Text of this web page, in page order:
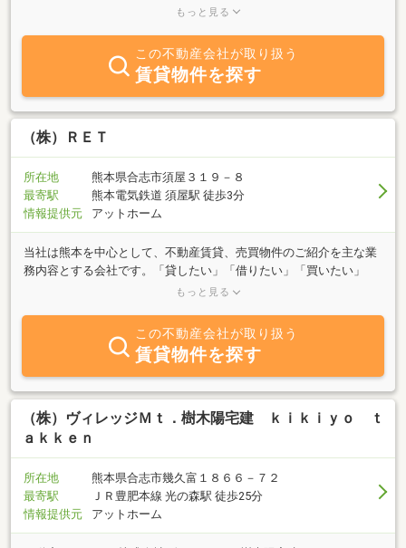
ミリータイプを多数取り扱っており、親身になってあなたのお部屋
り扱っておりますので、お気軽にご相談下さい。
もっと見る
この不動産会社が取り扱う
賃貸物件を探す
（株）ＲＥＴ
所在地
熊本県合志市須屋３１９－８
最寄駅
熊本電気鉄道 須屋駅 徒歩3分
情報提供元
アットホーム
当社は熊本を中心として、不動産賃貸、売買物件のご紹介を主な業
務内容とする会社です。「貸したい」「借りたい」「買いたい」
「売りたい」すべて株式会社ＲＥＴへお任せ下さい！お客様のご要
するご質問は、どんなことでもご相談ください。スタッフが親身に
なって、お客様のご要望にお答え致しますのでお気軽にご相談くだ
さい。賃貸管理もお任せ下さい！！空室で困っている・・・古くな
った物件をリノベーションしたいなど、ご相談も随時受け付けてお
ります！！是非当社磨お気軽にご相談下さい！
もっと見る
この不動産会社が取り扱う
賃貸物件を探す
（株）ヴィレッジＭｔ．樹木陽宅建 ｋｉｋｉｙｏ ｔ
ａｋｋｅｎ
所在地
熊本県合志市幾久富１８６６－７２
最寄駅
ＪＲ豊肥本線 光の森駅 徒歩25分
情報提供元
アットホーム